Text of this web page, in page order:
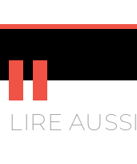
LIRE AUSSI